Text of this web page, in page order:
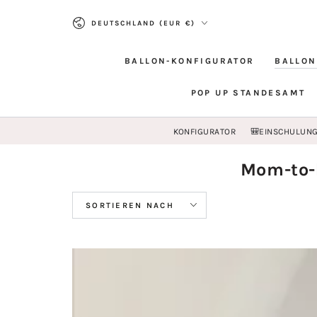
Land/Region
DEUTSCHLAND (EUR €)
BALLON-KONFIGURATOR
POP UP STANDESAMT
KONFIGURATOR 🎒EINSCHULUNG
Mom-
SORTIEREN NACH